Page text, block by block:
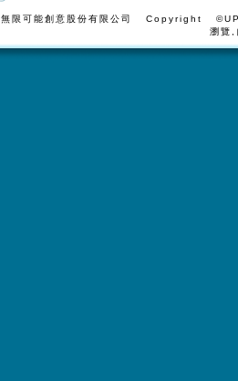
無限可能創意股份有限公司 Copyright
瀏